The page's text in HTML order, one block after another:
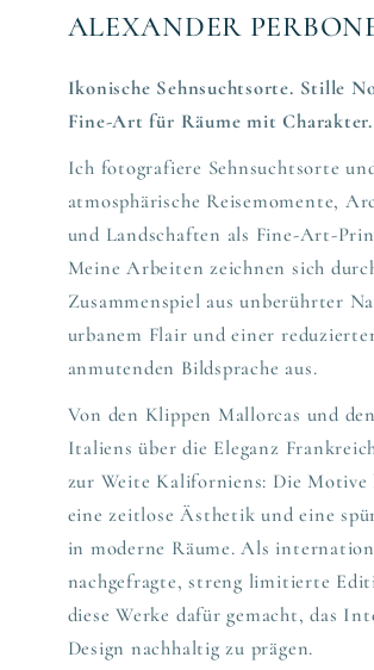
ALEXANDER
Ikonische Sehnsuchtsorte. Stille
Fine-Art für Räume mit Charakter.
Ich fotografiere Sehnsuchtsorte
atmosphärische Reisemomente,
und Landschaften als Fine-Art-
Meine Arbeiten zeichnen sich
Zusammenspiel aus unberührter
urbanem Flair und einer
anmutenden Bildsprache aus.
Von den Klippen Mallorcas und
Italiens über die Eleganz
zur Weite Kaliforniens: Die Motive
eine zeitlose Ästhetik und eine
in moderne Räume. Als
nachgefragte, streng limitierte
diese Werke dafür gemacht, das
Design nachhaltig zu prägen.